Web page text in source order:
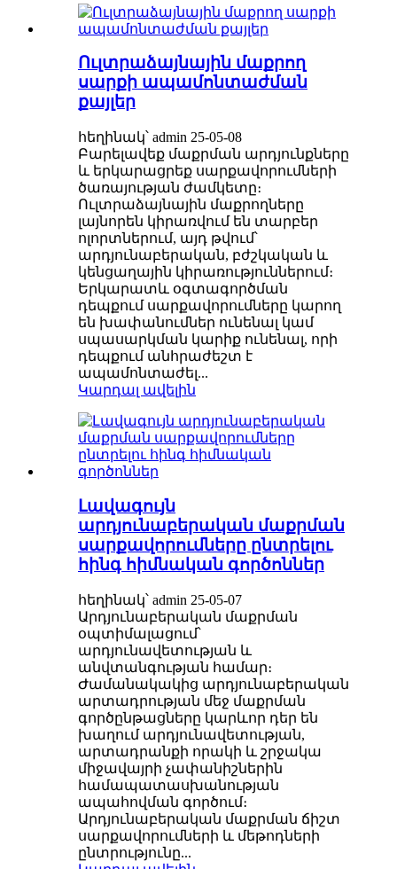
Ուլտրաձայնային մաքրող
սարքի ապամոնտաժման
քայլեր
հեղինակ՝ admin 25-05-08
Բարելավեք մաքրման արդյունքները
և երկարացրեք սարքավորումների
ծառայության ժամկետը։
Ուլտրաձայնային մաքրողները
լայնորեն կիրառվում են տարբեր
ոլորտներում, այդ թվում՝
արդյունաբերական, բժշկական և
կենցաղային կիրառություններում։
Երկարատև օգտագործման
դեպքում սարքավորումները կարող
են խափանումներ ունենալ կամ
սպասարկման կարիք ունենալ, որի
դեպքում անհրաժեշտ է
ապամոնտաժել...
Կարդալ ավելին
Լավագույն
արդյունաբերական մաքրման
սարքավորումները ընտրելու
հինգ հիմնական գործոններ
հեղինակ՝ admin 25-05-07
Արդյունաբերական մաքրման
օպտիմալացում՝
արդյունավետության և
անվտանգության համար։
Ժամանակակից արդյունաբերական
արտադրության մեջ մաքրման
գործընթացները կարևոր դեր են
խաղում արդյունավետության,
արտադրանքի որակի և շրջակա
միջավայրի չափանիշներին
համապատասխանության
ապահովման գործում։
Արդյունաբերական մաքրման ճիշտ
սարքավորումների և մեթոդների
ընտրությունը...